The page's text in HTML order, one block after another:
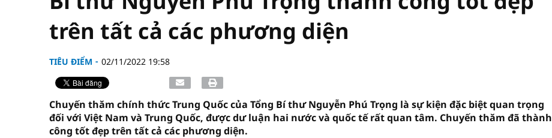
trên tất cả các phương diện
TIÊU ĐIỂM 02/11/2022 19:58
Chuyến thăm chính thức Trung Quốc của Tổng Bí thư Nguyễn Phú Trọng là sự kiện đặc biệt quan trọng
đối với Việt Nam và Trung Quốc, được dư luận hai nước và quốc tế rất quan tâm. Chuyến thăm đã thành
công tốt đẹp trên tất cả các phương diện.